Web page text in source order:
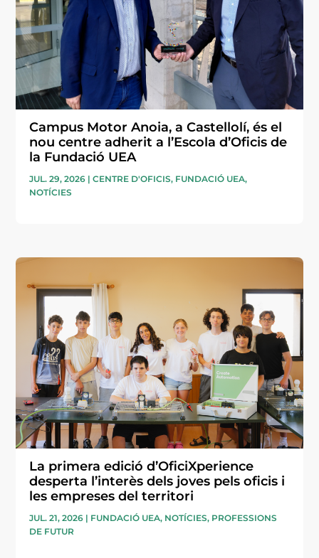
Campus Motor Anoia, a Castellolí, és el
nou centre adherit a l’Escola d’Oficis de
la Fundació UEA
JUL. 29, 2026 |CENTRE D'OFICIS, FUNDACIÓ UEA,
NOTÍCIES
La primera edició d’OficiXperience
desperta l’interès dels joves pels oficis i
les empreses del territori
JUL. 21, 2026 | FUNDACIÓ UEA, NOTÍCIES, PROFESSIONS
DE FUTUR